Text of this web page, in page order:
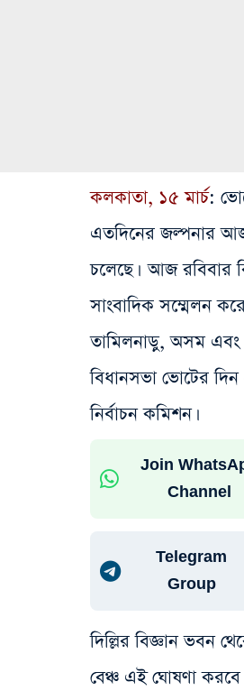
কলকাতা, ১৫ মার্চ:
এতদিনের জল্পনার
চলেছে। আজ রবিবার
সাংবাদিক সম্মেলন
তামিলনাড়ু, অসম এবং
বিধানসভা ভোটের
নির্বাচন কমিশন।
Join
Channel
Telegram
Group
দিল্লির বিজ্ঞান ভবন
বেঞ্চ এই ঘোষণা